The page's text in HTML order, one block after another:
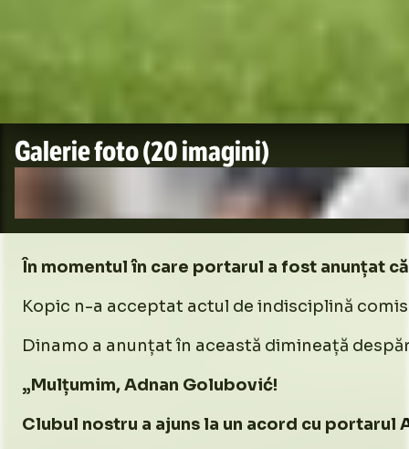
Galerie foto(20 imagini)
În momentul în care portarul a fost anunțat
Kopic n-a acceptat actul de indisciplină
Dinamo a anunțat în această dimineață
„Mulțumim, Adnan Golubović!
Clubul nostru a ajuns la un acord cu